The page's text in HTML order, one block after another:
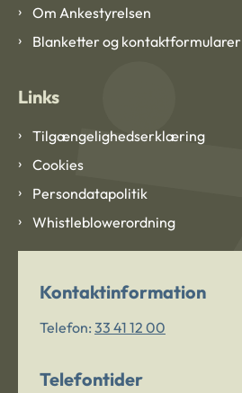
Om Ankestyrelsen
Blanketter og kontaktformularer
Links
Tilgængelighedserklæring
Cookies
Persondatapolitik
Whistleblowerordning
Kontaktinformation
Telefon: 33 41 12 00
Telefontider